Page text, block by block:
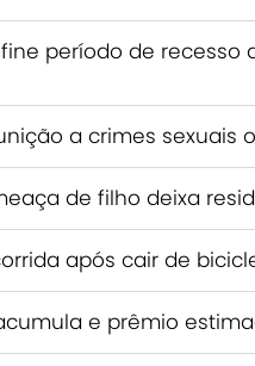
período de
a crimes
de filho deixa
após cair de
e prêmio